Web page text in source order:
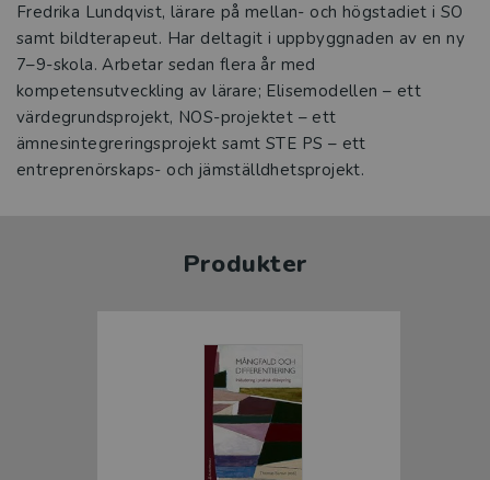
Fredrika Lundqvist, lärare på mellan- och högstadiet i SO
samt bildterapeut. Har deltagit i uppbyggnaden av en ny
7–9-skola. Arbetar sedan flera år med
kompetensutveckling av lärare; Elisemodellen – ett
värdegrundsprojekt, NOS-projektet – ett
ämnesintegreringsprojekt samt STE PS – ett
entreprenörskaps- och jämställdhetsprojekt.
Produkter